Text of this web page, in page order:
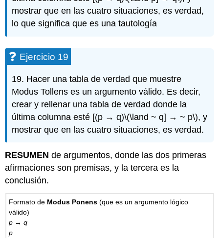
mostrar que en las cuatro situaciones, es verdad,
lo que significa que es una tautología
Ejercicio 19
19. Hacer una tabla de verdad que muestre
Modus Tollens es un argumento válido. Es decir,
crear y rellenar una tabla de verdad donde la
última columna esté [(p → q)\(\land ~ q] → ~ p\), y
mostrar que en las cuatro situaciones, es verdad.
RESUMEN de argumentos, donde las dos primeras
afirmaciones son premisas, y la tercera es la
conclusión.
Formato de Modus Ponens (que es un argumento lógico
válido)
p → q
p